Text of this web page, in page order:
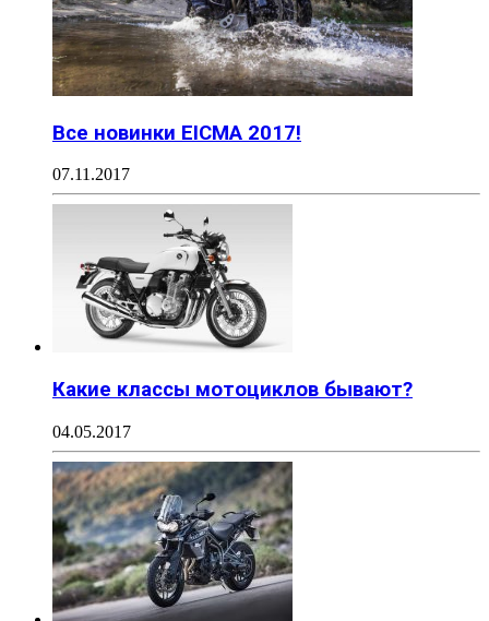
Все новинки EICMA 2017!
07.11.2017
Какие классы мотоциклов бывают?
04.05.2017